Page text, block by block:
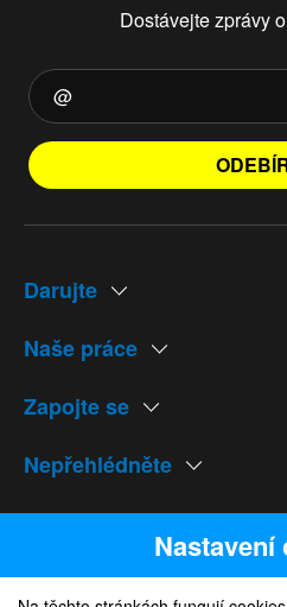
Dostávejte zprávy
Darujte
Naše práce
Zapojte se
Nepřehlédněte
Naše weby
Nastavení